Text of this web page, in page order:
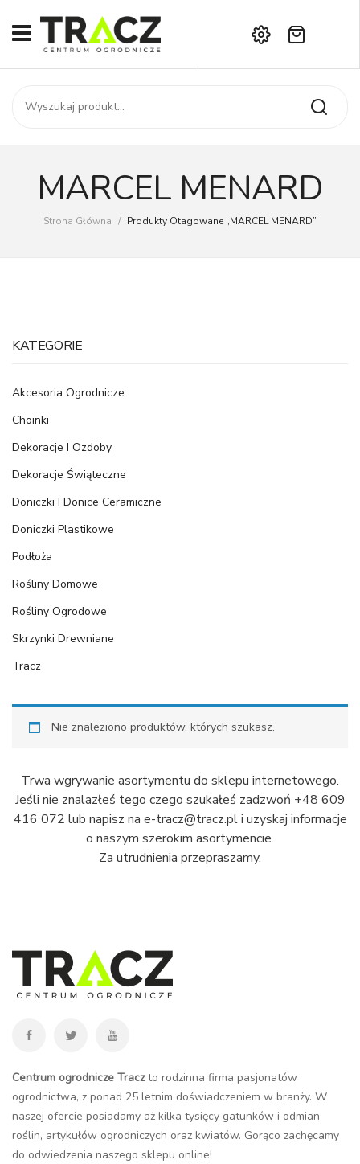
START
SKLEP
AKTUALNOŚCI
Kontakt
Brak produktów w koszyku.
MARCEL MENARD
Strona Główna / Produkty Otagowane „MARCEL MENARD”
KATEGORIE
Akcesoria Ogrodnicze
Choinki
Dekoracje I Ozdoby
Dekoracje Świąteczne
Doniczki I Donice Ceramiczne
Doniczki Plastikowe
Podłoża
Rośliny Domowe
Rośliny Ogrodowe
Skrzynki Drewniane
Tracz
Nie znaleziono produktów, których szukasz.
Trwa wgrywanie asortymentu do sklepu internetowego.
Jeśli nie znalazłeś tego czego szukałeś zadzwoń +48 609
416 072 lub napisz na e-tracz@tracz.pl i uzyskaj informacje
o naszym szerokim asortymencie.
Za utrudnienia przepraszamy.
Centrum ogrodnicze Traczto rodzinna firma pasjonatów
ogrodnictwa, z ponad 25 letnim doświadczeniem w branży. W
naszej ofercie posiadamy aż kilka tysięcy gatunków i odmian
roślin, artykułów ogrodniczych oraz kwiatów. Gorąco zachęcamy
do odwiedzenia naszego sklepu online!